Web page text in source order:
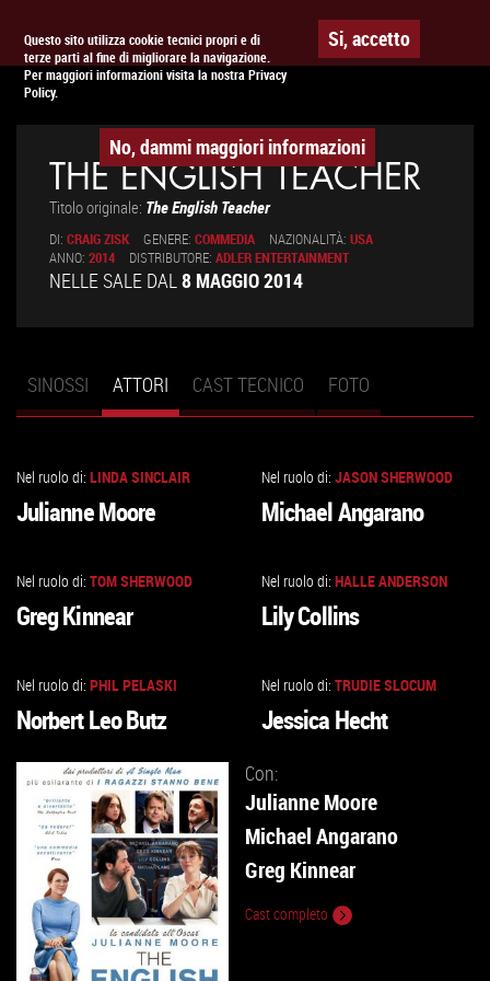
Questo sito utilizza cookie tecnici propri e di
terze parti al fine di migliorare la navigazione.
Per maggiori informazioni visita la nostra Privacy
Policy.
Si, accetto
No, dammi maggiori informazioni
APPUNTAMENTO AL CINEMA
THE ENGLISH TEACHER
Titolo originale: The English Teacher
DI: CRAIG ZISK GENERE: COMMEDIA NAZIONALITÀ: USA
ANNO: 2014 DISTRIBUTORE: ADLER ENTERTAINMENT
NELLE SALE DAL8 MAGGIO 2014
Schede primarie
SINOSSI ATTORI (SCHEDA
ATTIVA)
CAST TECNICO FOTO
ALLA
Nel ruolo di: LINDA SINCLAIR
Julianne Moore
ALLA
Nel ruolo di: JASON SHERWOOD
Michael Angarano
ALLA
Nel ruolo di: TOM SHERWOOD
Greg Kinnear
ALLA
Nel ruolo di: HALLE ANDERSON
Lily Collins
ALLA
Nel ruolo di: PHIL PELASKI
Norbert Leo Butz
ALLA
Nel ruolo di: TRUDIE SLOCUM
Jessica Hecht
Con:
Julianne Moore
Michael Angarano
Greg Kinnear
Cast completo